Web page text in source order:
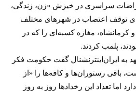
اعتراضات سراسری در خیزش «زن، زندگی،
توقف اعتصاب در شهرهای مختلف
و کرمانشاه، مغازه کسبه‌ای را که در
پلمب کردند.
به ایران‌اینترنشنال گفت حکومت فکر
باقی رستوران‌ها و کافه‌ها را «از
اما تعداد این رخدادها روز به روز